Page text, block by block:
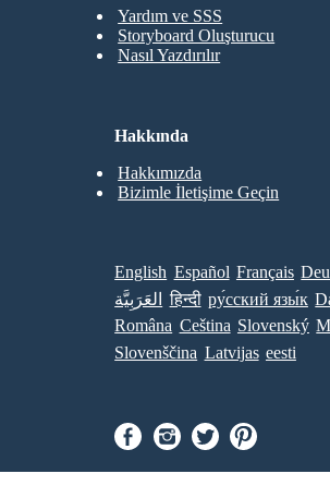
Yardım ve SSS
Storyboard Oluşturucu
Nasıl Yazdırılır
Hakkında
Hakkımızda
Bizimle İletişime Geçin
English Español Français
العَرَبِيَّة
हिन्दी ру́сский язы́к
Româna Ceština Slovenský
Slovenščina Latvijas eesti